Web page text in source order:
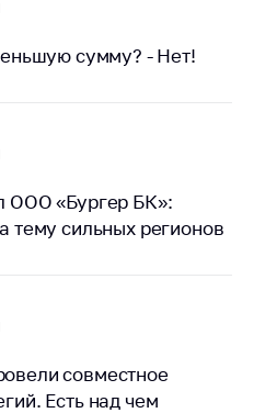
сумму? - Нет!
ООО «Бургер БК»:
тему сильных регионов
совместное
Есть над чем